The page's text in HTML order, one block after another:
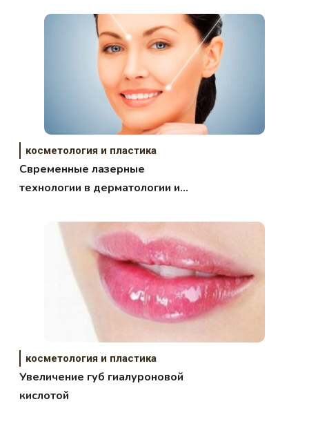
косметология и пластика
Свременные лазерные
технологии в дерматологии и
косметология и пластика
Увеличение губ гиалуроновой
кислотой